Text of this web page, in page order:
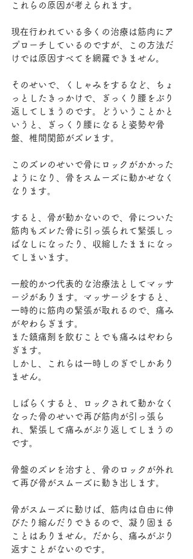
これらの原因が考えられます。
現在行われている多くの治療は筋肉にア
プローチしているのですが、この方法だ
けでは原因すべてを網羅できません。
そのせいで、くしゃみをするなど、ちょ
っとしたきっかけで、ぎっくり腰をぶり
返してしまうのです。どういうことかと
いうと、ぎっくり腰になると姿勢や骨
盤、椎間関節がズレます。
このズレのせいで骨にロックがかかった
ようになり、骨をスムーズに動かせなく
なります。
すると、骨が動かないので、骨についた
筋肉もズレた骨に引っ張られて緊張しっ
ぱなしになったり、収縮したままになっ
てしまいます。
一般的かつ代表的な治療法としてマッサ
ージがあります。マッサージをすると、
一時的に筋肉の緊張が取れるので、痛み
がやわらぎます。
また鎮痛剤を飲むことでも痛みはやわら
ぎます。
しかし、これらは一時しのぎでしかあり
ません。
しばらくすると、ロックされて動かなく
なった骨のせいで再び筋肉が引っ張ら
れ、緊張して痛みがぶり返してしまうの
です。
骨盤のズレを治すと、骨のロックが外れ
て再び骨がスムーズに動き出します。
骨がスムーズに動けば、筋肉は自由に伸
びたり縮んだりできるので、凝り固まる
ことはありません。だから、痛みがぶり
返すことがないのです。